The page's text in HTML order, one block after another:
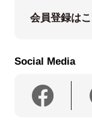
会員登録は
Social Media